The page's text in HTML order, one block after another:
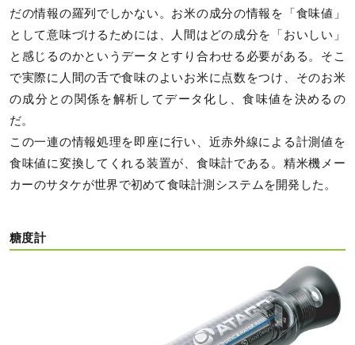
だの情報の羅列でしかない。お米の成分の情報を「食味値」
として意味づけるためには、人間はどの成分を「おいしい」
と感じるのかというデータとすり合わせる必要がある。そこ
で実際に人間の舌で食味のよいお米に点数をつけ、そのお米
の成分との関係を解析してデータ化し、食味値を決めるの
だ。
この一連の情報処理を即座に行い、近赤外線による計測値を
食味値に変換してくれる装置が、食味計である。精米機メー
カーのサタケが世界で初めて食味計測システムを開発した。
糖度計